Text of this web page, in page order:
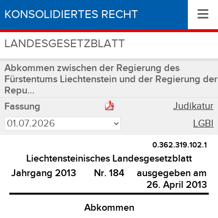
KONSOLIDIERTES RECHT
LANDESGESETZBLATT
≡
Abkommen zwischen der Regierung des
Fürstentums Liechtenstein und der Regierung der
Repu...
Fassung
Judikatur
LGBl